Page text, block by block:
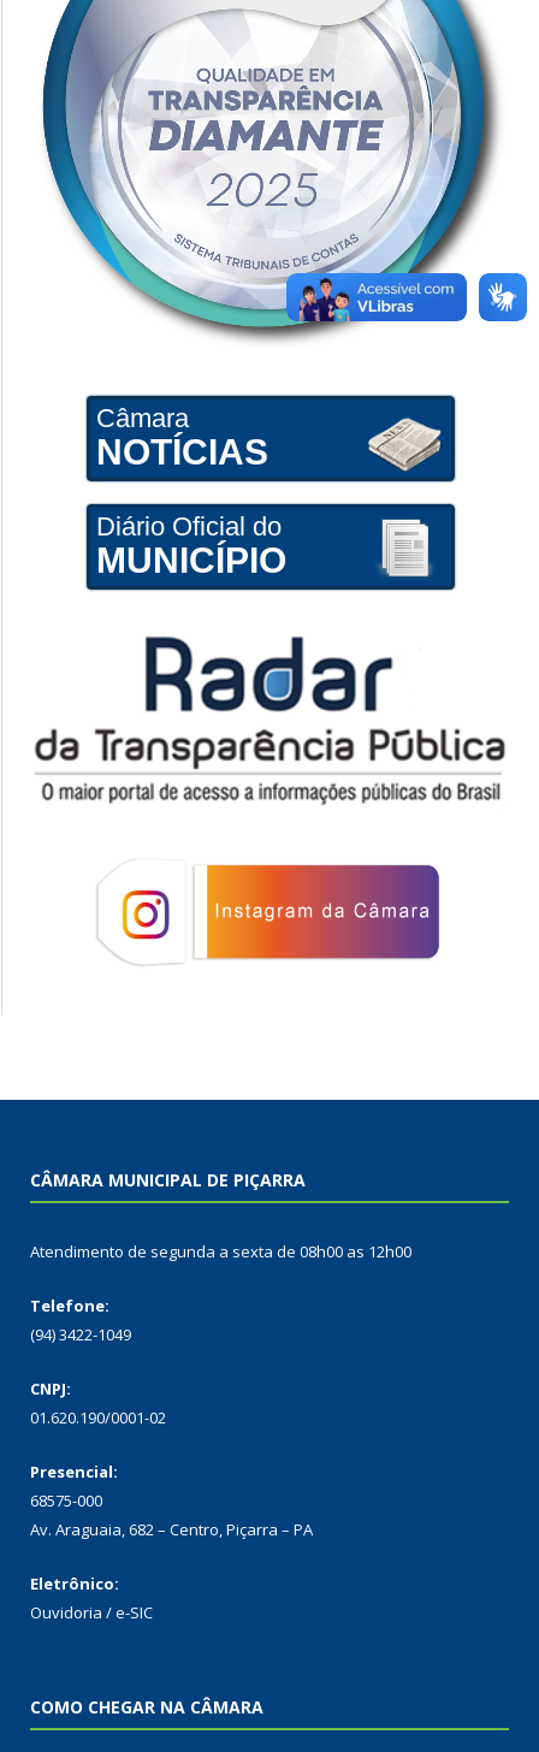
Câmara
NOTÍCIAS
Diário Oficial do
MUNICÍPIO
CÂMARA MUNICIPAL DE PIÇARRA
Atendimento de segunda a sexta de 08h00 as 12h00
Telefone:
(94) 3422-1049
CNPJ:
01.620.190/0001-02
Presencial:
68575-000
Av. Araguaia, 682 – Centro, Piçarra – PA
Eletrônico:
Ouvidoria /e-SIC
COMO CHEGAR NA CÂMARA